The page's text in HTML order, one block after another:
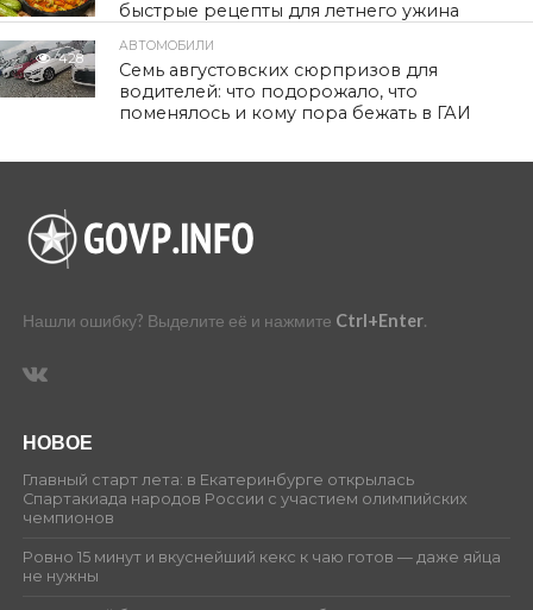
быстрые рецепты для летнего ужина
428
АВТОМОБИЛИ
Семь августовских сюрпризов для
водителей: что подорожало, что
поменялось и кому пора бежать в ГАИ
Нашли ошибку? Выделите её и нажмите Ctrl+Enter.
НОВОЕ
Главный старт лета: в Екатеринбурге открылась
Спартакиада народов России с участием олимпийских
чемпионов
Ровно 15 минут и вкуснейший кекс к чаю готов — даже яйца
не нужны